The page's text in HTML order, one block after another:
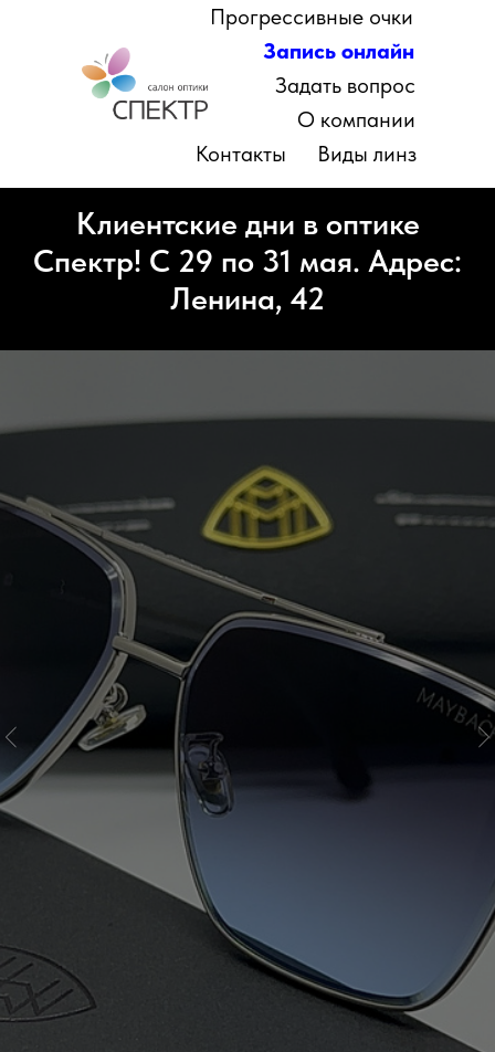
Прогрессивные очки
Виды линз
О компании
Запись онлайн
Задать вопрос
Контакты
Клиентские дни в оптике
Спектр! С 29 по 31 мая. Адрес:
Ленина, 42